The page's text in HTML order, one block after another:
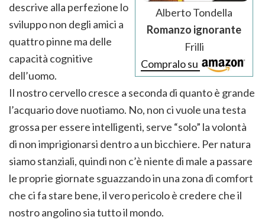
Alberto Tondella
Romanzo ignorante
Frilli
Compralo su
descrive alla perfezione lo
sviluppo non degli amici a
quattro pinne ma delle
capacità cognitive
dell’uomo.
Il nostro cervello cresce a seconda di quanto è grande
l’acquario dove nuotiamo. No, non ci vuole una testa
grossa per essere intelligenti, serve “solo” la volontà
di non imprigionarsi dentro a un bicchiere. Per natura
siamo stanziali, quindi non c’è niente di male a passare
le proprie giornate sguazzando in una zona di comfort
che ci fa stare bene, il vero pericolo è credere che il
nostro angolino sia tutto il mondo.